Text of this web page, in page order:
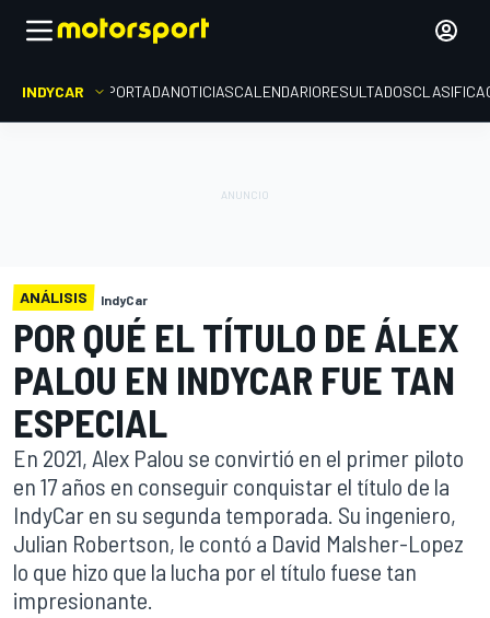
INDYCAR PORTADANOTICIASCALENDARIORESULTADOS
ANÁLISIS IndyCar
POR QUÉ EL TÍTULO DE ÁLEX
PALOU EN INDYCAR FUE TAN
ESPECIAL
En 2021, Alex Palou se convirtió en el primer piloto
en 17 años en conseguir conquistar el título de la
IndyCar en su segunda temporada. Su ingeniero,
Julian Robertson, le contó a David Malsher-Lopez
lo que hizo que la lucha por el título fuese tan
impresionante.